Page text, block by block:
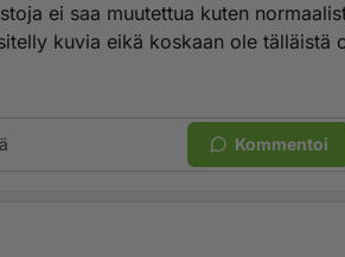
ei saa muutettua kuten
kuvia eikä koskaan ole tälläistä
Kommentoi